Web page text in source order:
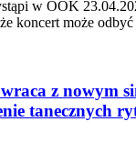
w OOK
koncert może
z nowym
tanecznych